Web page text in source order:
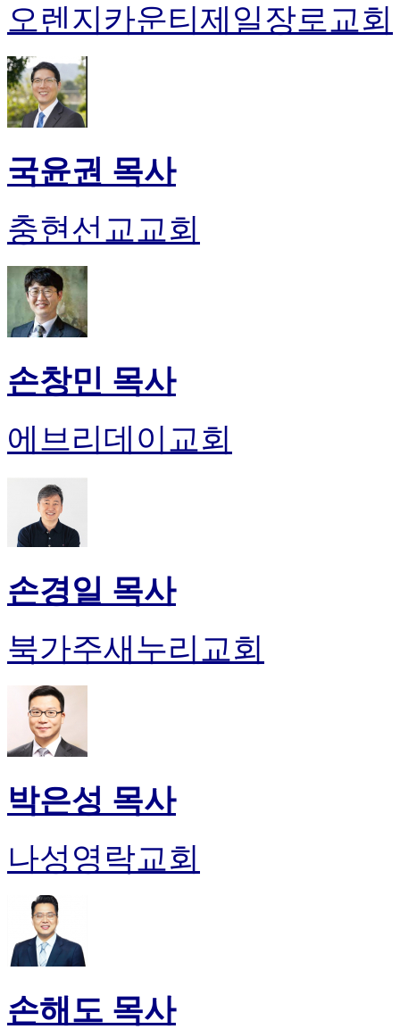
오렌지카운티제일장로교회
국윤권 목사
충현선교교회
손창민 목사
에브리데이교회
손경일 목사
북가주새누리교회
박은성 목사
나성영락교회
손해도 목사